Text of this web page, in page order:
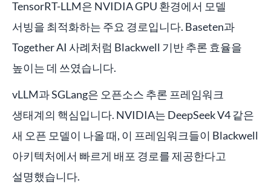
TensorRT-LLM은 NVIDIA GPU 환경에서 모델
서빙을 최적화하는 주요 경로입니다. Baseten과
Together AI 사례처럼 Blackwell 기반 추론 효율을
높이는 데 쓰였습니다.
vLLM과 SGLang은 오픈소스 추론 프레임워크
생태계의 핵심입니다. NVIDIA는 DeepSeek V4 같은
새 오픈 모델이 나올 때, 이 프레임워크들이 Blackwell
아키텍처에서 빠르게 배포 경로를 제공한다고
설명했습니다.